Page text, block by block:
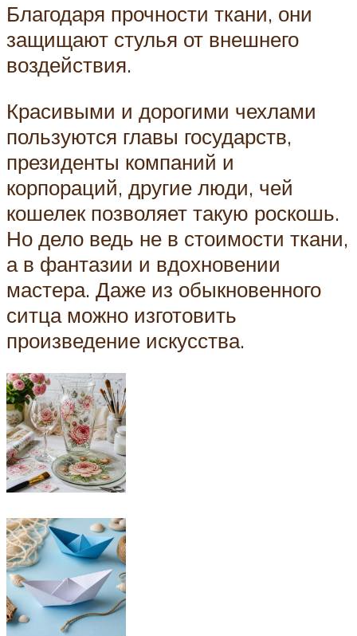
Благодаря прочности ткани, они
защищают стулья от внешнего
воздействия.
Красивыми и дорогими чехлами
пользуются главы государств,
президенты компаний и
корпораций, другие люди, чей
кошелек позволяет такую роскошь.
Но дело ведь не в стоимости ткани,
а в фантазии и вдохновении
мастера. Даже из обыкновенного
ситца можно изготовить
произведение искусства.